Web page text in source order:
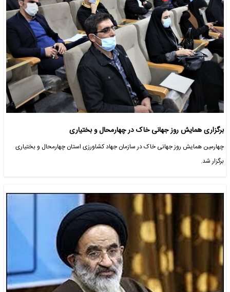
برگزاری همایش روز جهانی خاک در چهارمحال و بختیاری
چهارمین همایش روز جهانی خاک در سازمان جهاد کشاورزی استان چهارمحال و بختیاری
برگزار شد.